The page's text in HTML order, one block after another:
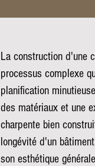
La construction d'une
processus complexe
planification
des matériaux et une
charpente bien
longévité d'un
son esthétique